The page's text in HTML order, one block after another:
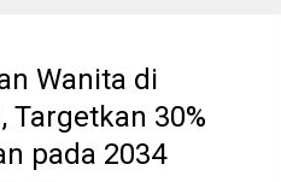
Wanita di
30%
pada 2034